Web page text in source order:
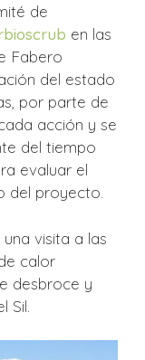
de
en las
Fabero
del estado
por parte de
acción y se
del tiempo
evaluar el
del proyecto.
visita a las
calor
desbroce y
Sil.